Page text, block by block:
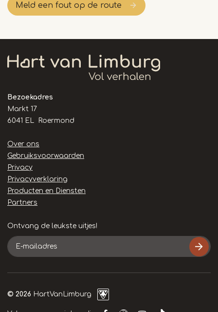
Meld een fout op de route
Bezoekadres
Markt 17
6041 EL Roermond
Handige
links
Over ons
Gebruiksvoorwaarden
Privacy
Privacyverklaring
Producten en Diensten
Partners
Ontvang de leukste uitjes!
E-
mailadres
© 2026 HartVanLimburg